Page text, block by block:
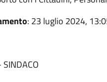
: 23 luglio 2024,